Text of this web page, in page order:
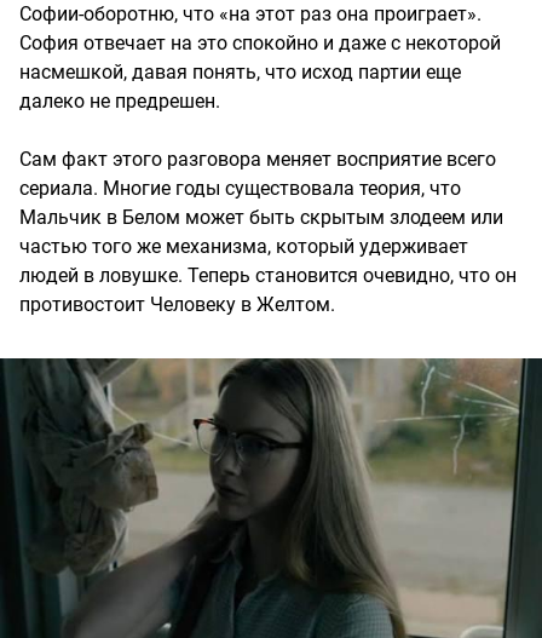
Софии-оборотню, что «на этот раз она проиграет».
София отвечает на это спокойно и даже с некоторой
насмешкой, давая понять, что исход партии еще
далеко не предрешен.
Сам факт этого разговора меняет восприятие всего
сериала. Многие годы существовала теория, что
Мальчик в Белом может быть скрытым злодеем или
частью того же механизма, который удерживает
людей в ловушке. Теперь становится очевидно, что он
противостоит Человеку в Желтом.